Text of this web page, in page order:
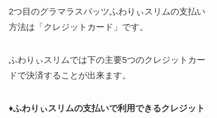
2つ目のグラマラスパッツふわりぃスリムの支払い
方法は「クレジットカード」です。
ふわりぃスリムでは下の主要5つのクレジットカー
ドで決済することが出来ます。
♦ふわりぃスリムの支払いで利用できるクレジット